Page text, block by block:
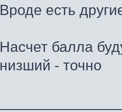
Вроде есть
Насчет балла
низший - точно